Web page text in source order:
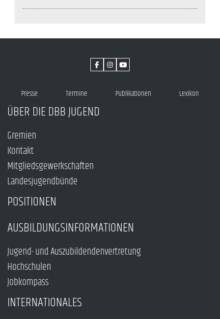
Presse Termine Publikationen Lexikon
ÜBER DIE DBB JUGEND
Gremien
Kontakt
Mitgliedsgewerkschaften
Landesjugendbünde
POSITIONEN
AUSBILDUNGSINFORMATIONEN
Jugend- und Auszubildendenvertretung
Hochschulen
Jobkompass
INTERNATIONALES